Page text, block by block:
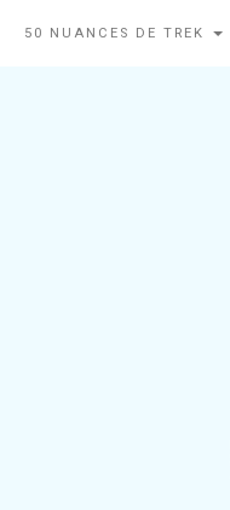
50 NUANCES DE TREK